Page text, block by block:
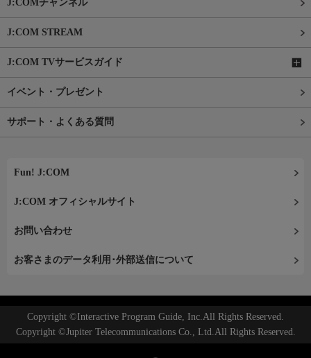
J:COMチャンネル
J:COM STREAM
J:COM TVサービスガイド
イベント・プレゼント
サポート・よくある質問
Fun! J:COM
J:COM オフィシャルサイト
お問い合わせ
お客さまのデータ利用･外部送信について
Copyright ©Interactive Program Guide, Inc.All Rights Reserved.
Copyright ©Jupiter Telecommunications Co., Ltd.All Rights Reserved.